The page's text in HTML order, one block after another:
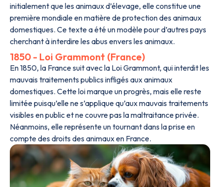
initialement que les animaux d’élevage, elle constitue une
première mondiale en matière de protection des animaux
domestiques. Ce texte a été un modèle pour d’autres pays
cherchant à interdire les abus envers les animaux.
1850 - Loi Grammont (France)
En 1850, la France suit avec la Loi Grammont, qui interdit les
mauvais traitements publics infligés aux animaux
domestiques. Cette loi marque un progrès, mais elle reste
limitée puisqu’elle ne s’applique qu’aux mauvais traitements
visibles en public et ne couvre pas la maltraitance privée.
Néanmoins, elle représente un tournant dans la prise en
compte des droits des animaux en France.